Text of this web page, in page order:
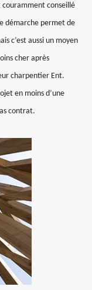
couramment conseillé
démarche permet de
c’est aussi un moyen
cher après
charpentier Ent.
en moins d’une
contrat.